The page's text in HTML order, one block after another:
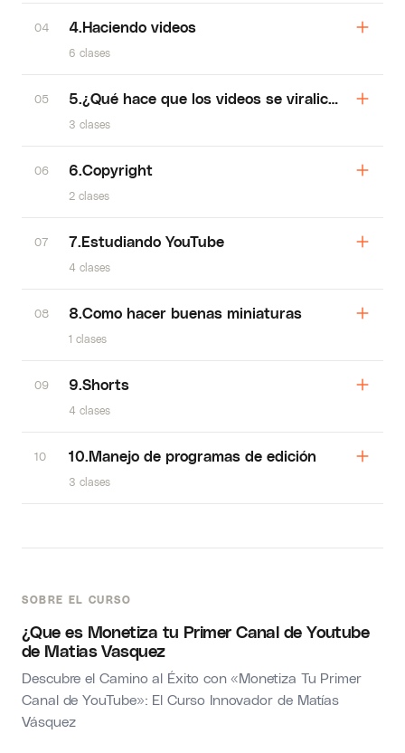
SOBRE EL CURSO
¿Que es Monetiza tu Primer Canal de Youtube
de Matias Vasquez
Descubre el Camino al Éxito con «Monetiza Tu Primer
Canal de YouTube»: El Curso Innovador de Matías
Vásquez
04 4.Haciendo videos
6 clases
05 5.¿Qué hace que los videos se viralicen
3 clases
06 6.Copyright
2 clases
07 7.Estudiando YouTube
4 clases
08 8.Como hacer buenas miniaturas
1 clases
09 9.Shorts
4 clases
10 10.Manejo de programas de edición
3 clases